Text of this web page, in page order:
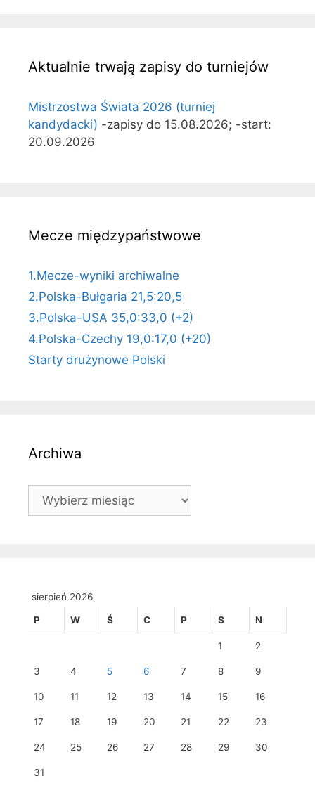
Aktualnie trwają zapisy do turniejów
Mistrzostwa Świata 2026 (turniej
kandydacki) -zapisy do 15.08.2026; -start:
20.09.2026
Mecze międzypaństwowe
1.Mecze-wyniki archiwalne
2.Polska-Bułgaria 21,5:20,5
3.Polska-USA 35,0:33,0 (+2)
4.Polska-Czechy 19,0:17,0 (+20)
Starty drużynowe Polski
Archiwa
Archiwa
sierpień 2026
P W Ś C P S N
1 2
3 4 5 6 7 8 9
10 11 12 13 14 15 16
17 18 19 20 21 22 23
24 25 26 27 28 29 30
31